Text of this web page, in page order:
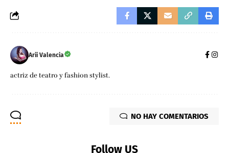
Arii Valencia
actriz de teatro y fashion stylist.
NO HAY COMENTARIOS
Follow US